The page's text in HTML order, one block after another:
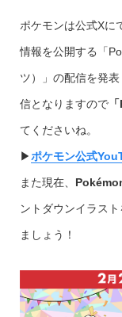
ポケモンは公式Xに
情報を公開する「
ツ）」の配信を発
信となりますので「
てくださいね。
▶︎ ポケモン公式
また現在、
ントダウンイラス
ましょう！